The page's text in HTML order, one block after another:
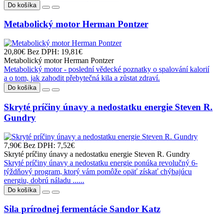
Do košíka
Metabolický motor Herman Pontzer
20,80€ Bez DPH: 19,81€
Metabolický motor Herman Pontzer
Metabolický motor - poslední vědecké poznatky o spalování kalorií
a o tom, jak zahodit přebytečná kila a zůstat zdraví.
Do košíka
Skryté príčiny únavy a nedostatku energie Steven R.
Gundry
7,90€ Bez DPH: 7,52€
Skryté príčiny únavy a nedostatku energie Steven R. Gundry
Skryté príčiny únavy a nedostatku energie ponúka revolučný 6-
týždňový program, ktorý vám pomôže opäť získať chýbajúcu
energiu, dobrú náladu ......
Do košíka
Sila prírodnej fermentácie Sandor Katz